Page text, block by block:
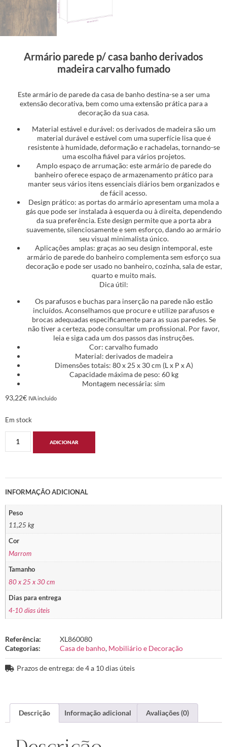
Armário parede p/ casa banho derivados
madeira carvalho fumado
Este armário de parede da casa de banho destina-se a ser uma
extensão decorativa, bem como uma extensão prática para a
decoração da sua casa.
Material estável e durável: os derivados de madeira são um
material durável e estável com uma superfície lisa que é
resistente à humidade, deformação e rachadelas, tornando-se
uma escolha fiável para vários projetos.
Amplo espaço de arrumação: este armário de parede do
banheiro oferece espaço de armazenamento prático para
manter seus vários itens essenciais diários bem organizados e
de fácil acesso.
Design prático: as portas do armário apresentam uma mola a
gás que pode ser instalada à esquerda ou à direita, dependendo
da sua preferência. Este design permite que a porta abra
suavemente, silenciosamente e sem esforço, dando ao armário
seu visual minimalista único.
Aplicações amplas: graças ao seu design intemporal, este
armário de parede do banheiro complementa sem esforço sua
decoração e pode ser usado no banheiro, cozinha, sala de estar,
quarto e muito mais.
Dica útil:
Os parafusos e buchas para inserção na parede não estão
incluídos. Aconselhamos que procure e utilize parafusos e
brocas adequadas especificamente para as suas paredes. Se
não tiver a certeza, pode consultar um profissional. Por favor,
leia e siga cada um dos passos das instruções.
Cor: carvalho fumado
Material: derivados de madeira
Dimensões totais: 80 x 25 x 30 cm (L x P x A)
Capacidade máxima de peso: 60 kg
Montagem necessária: sim
93,22€ IVA incluido
Em stock
ADICIONAR
INFORMAÇÃO ADICIONAL
Peso
11,25 kg
Cor
Marrom
Tamanho
80 x 25 x 30 cm
Dias para entrega
4-10 dias úteis
Referência:
XL860080
Categorias:
Casa de banho, Mobiliário e Decoração
Prazos de entrega: de 4 a 10 dias úteis
Descrição Informação adicional Avaliações (0)